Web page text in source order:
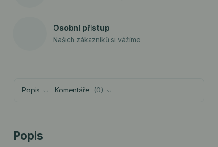
Osobní přístup
Našich zákazníků si vážíme
Popis Komentáře 0
Popis